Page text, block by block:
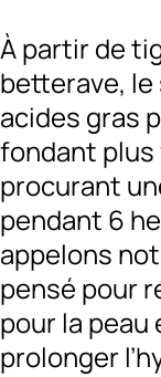
À partir de
betterave,
acides gras
fondant plus
procurant
pendant 6
appelons
pensé pour
pour la peau
prolonger